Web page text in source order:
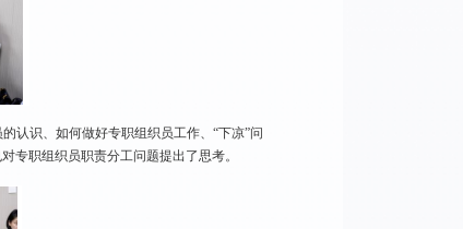
认识、如何做好专职组织员工作、“下凉”问
专职组织员职责分工问题提出了思考。